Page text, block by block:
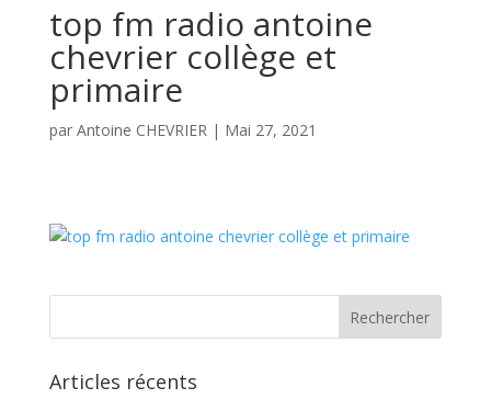
top fm radio antoine
chevrier collège et
primaire
par Antoine CHEVRIER| Mai 27, 2021
Articles récents